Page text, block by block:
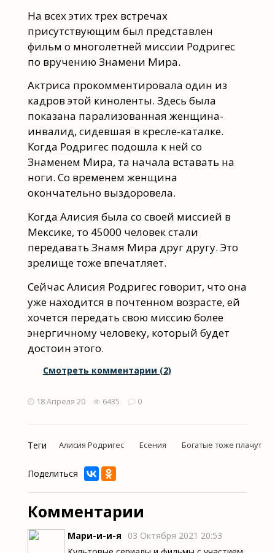
На всех этих трех встречах
присутствующим был представлен
фильм о многолетней миссии Родригес
по вручению Знамени Мира.
Актриса прокомментировала один из
кадров этой киноленты. Здесь была
показана парализованная женщина-
инвалид, сидевшая в кресле-каталке.
Когда Родригес подошла к ней со
Знаменем Мира, та начала вставать на
ноги. Со временем женщина
окончательно выздоровела.
Когда Алисия была со своей миссией в
Мексике, то 45000 человек стали
передавать Знамя Мира друг другу. Это
зрелище тоже впечатляет.
Сейчас Алисия Родригес говорит, что она
уже находится в почтенном возрасте, ей
хочется передать свою миссию более
энергичному человеку, который будет
достоин этого.
Смотреть комментарии (2)
18 Апреля 20 6435 0
Теги Алисия Родригес Есения Богатые тоже плачут
Поделиться
Комментарии
Мари-и-и-я
03 Октября 2021 20:53